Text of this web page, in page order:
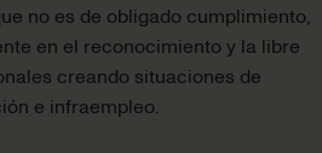
no es de obligado cumplimiento,
en el reconocimiento y la libre
creando situaciones de
e infraempleo.